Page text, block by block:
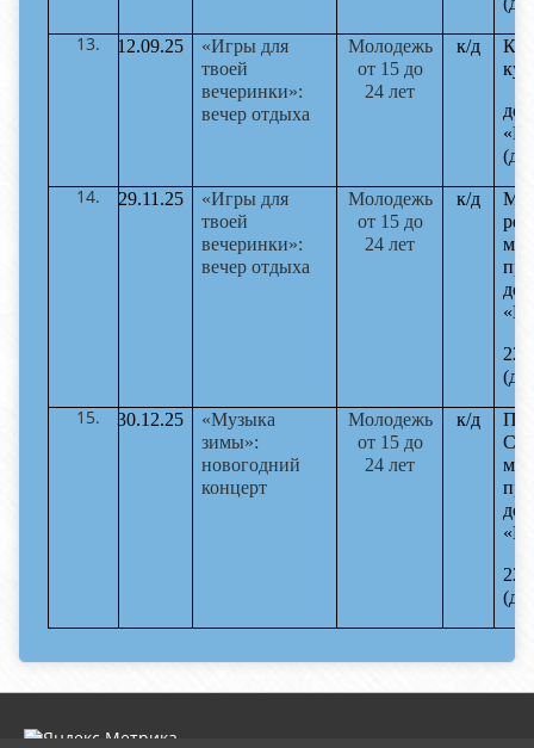
12.09.25
«Игры для
твоей
вечеринки»:
вечер отдыха
Молодежь
от 15 до
24 лет
к/д
29.11.25
«Игры для
твоей
вечеринки»:
вечер отдыха
Молодежь
от 15 до
24 лет
к/д
22-
30.12.25
«Музыка
зимы»:
новогодний
концерт
Молодежь
от 15 до
24 лет
к/д
22-